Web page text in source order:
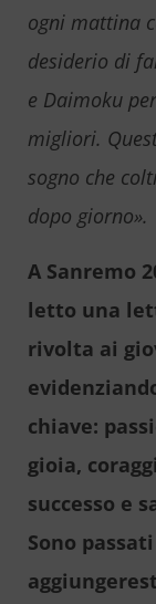
ogni mattina
desiderio di
e Daimoku
migliori.
sogno che
dopo giorno».
A Sanremo
letto una
rivolta ai
chiave:
gioia,
successo e
Sono